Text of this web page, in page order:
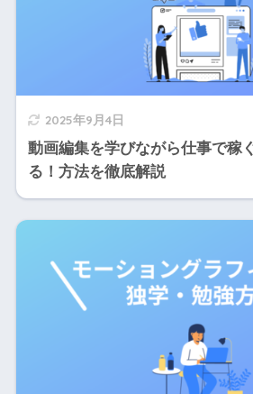
2025年9月4日
動画編集を学びながら仕事で稼
る！方法を徹底解説